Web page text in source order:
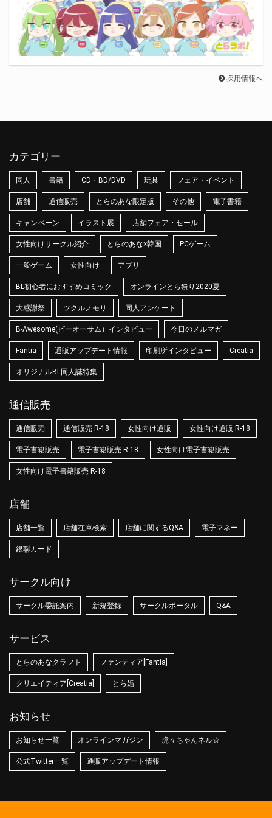
採用情報へ
カテゴリー
同人 書籍 CD・BD/DVD 玩具 フェア・イベント
店舗 通信販売 とらのあな限定版 その他 電子書籍
キャンペーン イラスト展 店舗フェア・セール
女性向けサークル紹介 とらのあな×韓国 PCゲーム
一般ゲーム 女性向け アプリ
BL初心者におすすめコミック オンラインとら祭り2020夏
大感謝祭 ツクルノモリ 同人アンケート
B-Awesome(ビーオーサム）インタビュー 今日のメルマガ
Fantia 通販アップデート情報 印刷所インタビュー Creatia
オリジナルBL同人誌特集
通信販売
通信販売 通信販売 R-18 女性向け通販 女性向け通販 R-18
電子書籍販売 電子書籍販売 R-18 女性向け電子書籍販売
女性向け電子書籍販売 R-18
店舗
店舗一覧 店舗在庫検索 店舗に関するQ&A 電子マネー
銀聯カード
サークル向け
サークル委託案内 新規登録 サークルポータル Q&A
サービス
とらのあなクラフト ファンティア[Fantia]
クリエイティア[Creatia] とら婚
お知らせ
お知らせ一覧 オンラインマガジン 虎々ちゃんネル☆
公式Twitter一覧 通販アップデート情報